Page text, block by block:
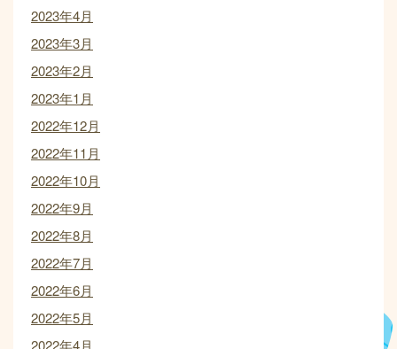
2023年4月
2023年3月
2023年2月
2023年1月
2022年12月
2022年11月
2022年10月
2022年9月
2022年8月
2022年7月
2022年6月
2022年5月